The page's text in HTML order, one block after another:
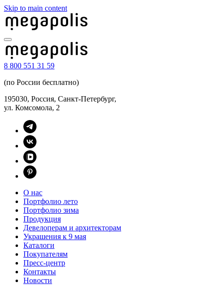
Skip to main content
8 800 551 31 59
(по России бесплатно)
195030, Россия, Санкт-Петербург,
ул. Комсомола, 2
О нас
Портфолио лето
Портфолио зима
Продукция
Девелоперам и архитекторам
Украшения к 9 мая
Каталоги
Покупателям
Пресс-центр
Контакты
Новости